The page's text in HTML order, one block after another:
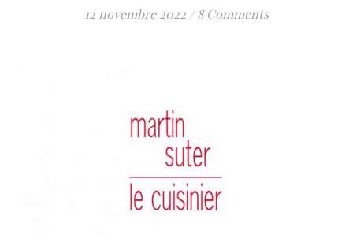
12 novembre 2022 / 8 Comments